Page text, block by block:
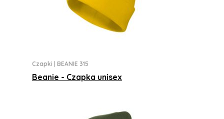
Czapki BEANIE 315
Beanie - Czapka unisex